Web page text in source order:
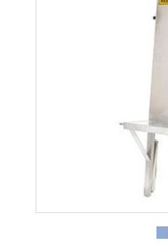
441